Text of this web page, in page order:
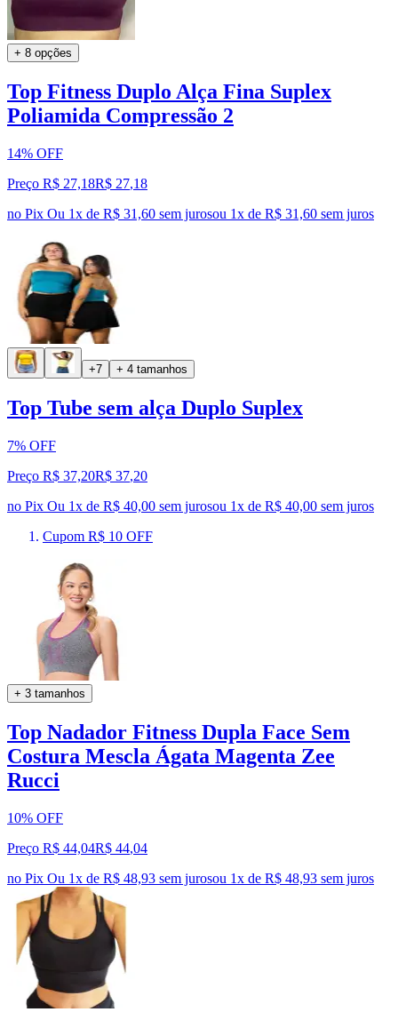
+ 8 opções
Top Fitness Duplo Alça Fina Suplex
Poliamida Compressão 2
14% OFF
Preço R$ 27,18R$ 27,18
no Pix Ou 1x de R$ 31,60 sem jurosou 1x de R$ 31,60 sem juros
+7 + 4 tamanhos
Top Tube sem alça Duplo Suplex
7% OFF
Preço R$ 37,20R$ 37,20
no Pix Ou 1x de R$ 40,00 sem jurosou 1x de R$ 40,00 sem juros
Cupom R$ 10 OFF
+ 3 tamanhos
Top Nadador Fitness Dupla Face Sem
Costura Mescla Ágata Magenta Zee
Rucci
10% OFF
Preço R$ 44,04R$ 44,04
no Pix Ou 1x de R$ 48,93 sem jurosou 1x de R$ 48,93 sem juros